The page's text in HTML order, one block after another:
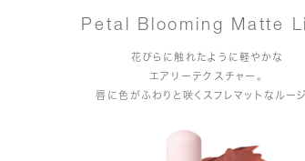
Petal Blooming Matte
花びらに触れたように軽やかな
エアリーテクスチャー。
唇に色がふわりと咲くスフレマットなルー